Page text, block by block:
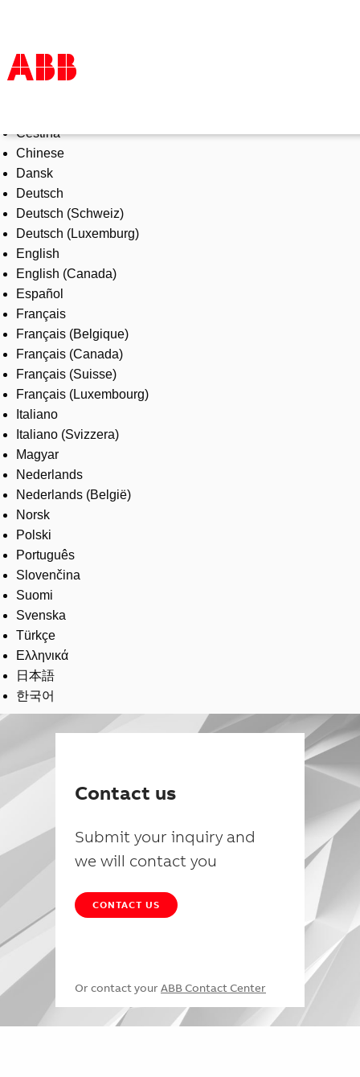
Products & Solutions
Industries
Services
About us
Where to buy
Contact us
Careers
Čeština
Chinese
Dansk
Deutsch
Deutsch (Schweiz)
Deutsch (Luxemburg)
English
English (Canada)
Español
Français
Français (Belgique)
Français (Canada)
Français (Suisse)
Français (Luxembourg)
Italiano
Italiano (Svizzera)
Magyar
Nederlands
Nederlands (België)
Norsk
Polski
Português
Slovenčina
Suomi
Svenska
Türkçe
Ελληνικά
日本語
한국어
Contact us
Submit your inquiry and
we will contact you
CONTACT US
Or contact your ABB Contact Center